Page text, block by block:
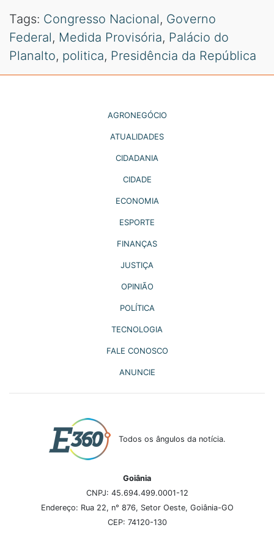
Tags: Congresso Nacional, Governo
Federal, Medida Provisória, Palácio do
Planalto, politica, Presidência da República
AGRONEGÓCIO
ATUALIDADES
CIDADANIA
CIDADE
ECONOMIA
ESPORTE
FINANÇAS
JUSTIÇA
OPINIÃO
POLÍTICA
TECNOLOGIA
FALE CONOSCO
ANUNCIE
Todos os ângulos da notícia.
Goiânia
CNPJ: 45.694.499.0001-12
Endereço: Rua 22, n° 876, Setor Oeste, Goiânia-GO
CEP: 74120-130